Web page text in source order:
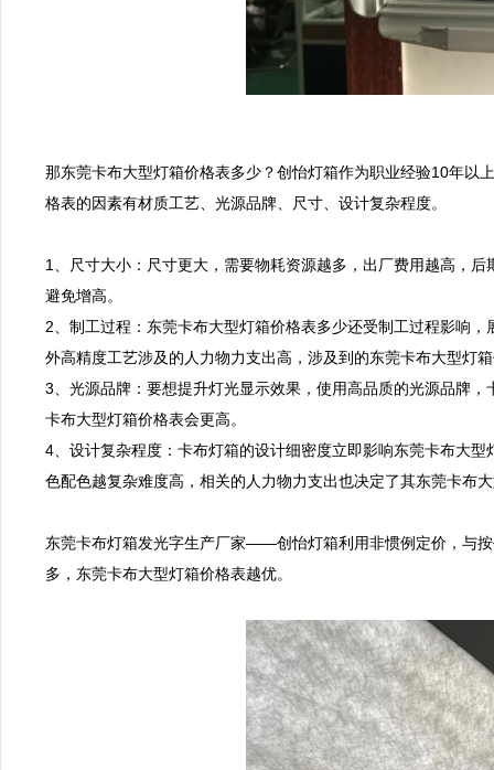
那东莞卡布大型灯箱价格表多少？创怡灯箱作为职业经验10年以
格表的因素有材质工艺、光源品牌、尺寸、设计复杂程度。
1、尺寸大小：尺寸更大，需要物耗资源越多，出厂费用越高，
避免增高。
2、制工过程：东莞卡布大型灯箱价格表多少还受制工过程影响
外高精度工艺涉及的人力物力支出高，涉及到的东莞卡布大型灯
3、光源品牌：要想提升灯光显示效果，使用高品质的光源品牌
卡布大型灯箱价格表会更高。
4、设计复杂程度：卡布灯箱的设计细密度立即影响东莞卡布大
色配色越复杂难度高，相关的人力物力支出也决定了其东莞卡布
东莞卡布灯箱发光字生产厂家——创怡灯箱利用非惯例定价，与
多，东莞卡布大型灯箱价格表越优。